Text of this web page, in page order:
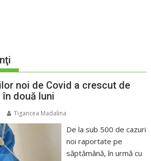
noi de Covid a crescut de
două luni
Tigancea Madalina
De la sub 500 de cazuri
noi raportate pe
săptămână, în urmă cu